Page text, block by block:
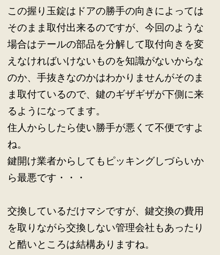
この握り玉錠はドアの勝手の向きによっては
そのまま取付出来るのですが、今回のような
場合はテールの部品を分解して取付向きを変
えなければいけないものを知識がないからな
のか、手抜きなのかはわかりませんがそのま
ま取付ているので、鍵のギザギザが下側に来
るようになってます。
住人からしたら使い勝手が悪くて不便ですよ
ね。
鍵開け業者からしてもピッキングしづらいか
ら最悪です・・・
交換しているだけマシですが、鍵交換の費用
を取りながら交換しない管理会社もあったり
と酷いところは結構ありますね。